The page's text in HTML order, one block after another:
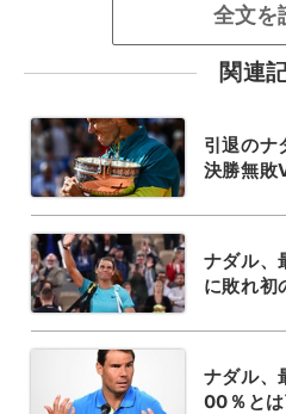
全文を
関連
引退のナ
決勝無敗
ナダル、
に敗れ初
ナダル、
00％とは